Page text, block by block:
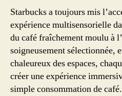
Starbucks a toujours mis
expérience multisensorielle
du café fraîchement moulu à
soigneusement sélectionnée,
chaleureux des espaces,
créer une expérience
simple consommation de café.